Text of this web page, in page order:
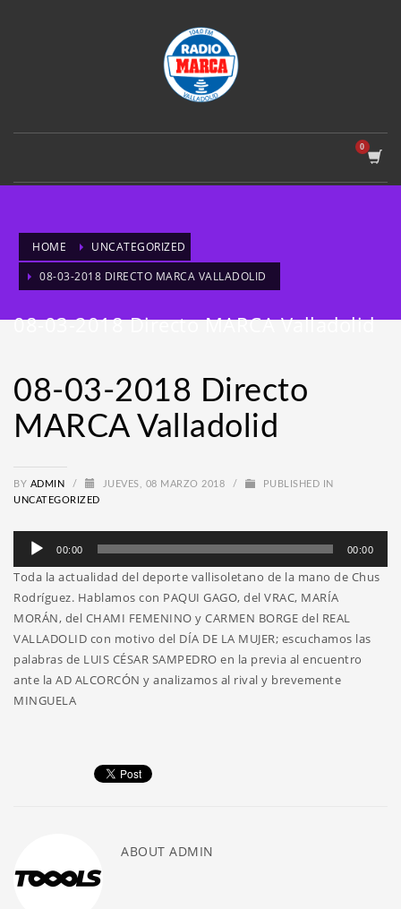
HOME
UNCATEGORIZED
08-03-2018 DIRECTO MARCA VALLADOLID
08-03-2018 Directo MARCA Valladolid
08-03-2018 Directo
MARCA Valladolid
BY ADMIN / JUEVES, 08 MARZO 2018 /
PUBLISHED IN
UNCATEGORIZED
Reproductor
audio
00:00 00:00
Toda la actualidad del deporte vallisoletano de la mano de Chus
Rodríguez. Hablamos con PAQUI GAGO, del VRAC, MARÍA
MORÁN, del CHAMI FEMENINO y CARMEN BORGE del REAL
VALLADOLID con motivo del DÍA DE LA MUJER; escuchamos las
palabras de LUIS CÉSAR SAMPEDRO en la previa al encuentro
ante la AD ALCORCÓN y analizamos al rival y brevemente
MINGUELA
ABOUT ADMIN